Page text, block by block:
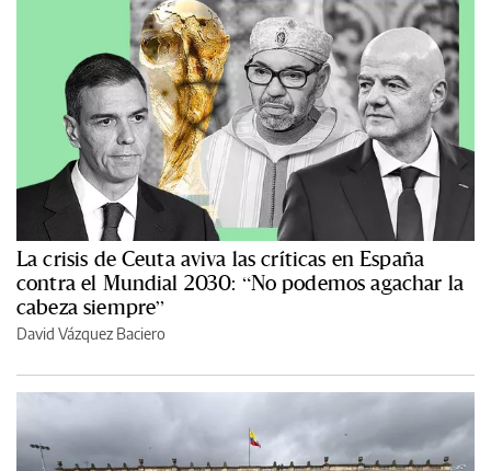
La crisis de Ceuta aviva las críticas en España
contra el Mundial 2030: “No podemos agachar la
cabeza siempre”
David Vázquez Baciero